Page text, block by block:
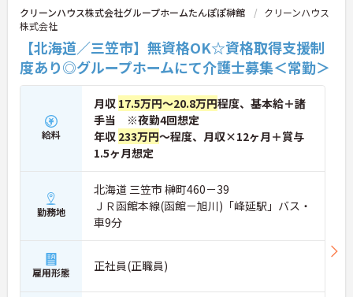
クリーンハウス株式会社グループホームたんぽぽ榊館
クリーンハウス
株式会社
【北海道／三笠市】無資格OK☆資格取得支援制
度あり◎グループホームにて介護士募集＜常勤＞
給料
月収 17.5万円～20.8万円程度、基本給＋諸
手当 ※夜勤4回想定
年収 233万円～程度、月収×12ヶ月＋賞与
1.5ヶ月想定
勤務地
北海道 三笠市 榊町460－39
ＪＲ函館本線(函館－旭川)「峰延駅」バス・
車9分
雇用形態 正社員(正職員)